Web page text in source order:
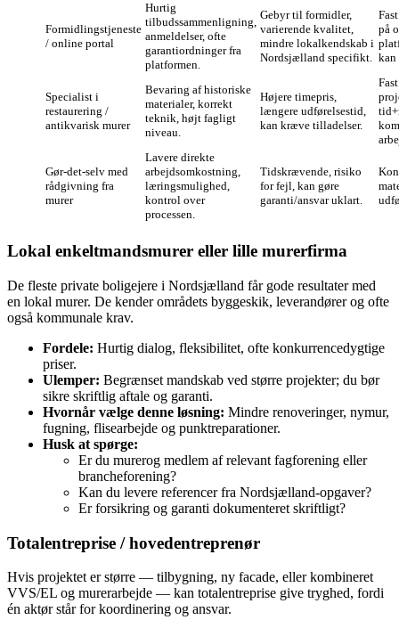
Formidlingstjeneste
/ online portal
Hurtig
tilbudssammenligning,
anmeldelser, ofte
garantiordninger fra
platformen.
Gebyr til formidler,
varierende kvalitet,
mindre lokalkendskab i
Nordsjælland specifikt.
på
kan
Specialist i
restaurering /
antikvarisk murer
Bevaring af historiske
materialer, korrekt
teknik, højt fagligt
niveau.
Højere timepris,
længere udførelsestid,
kan kræve tilladelser.
Gør‑det‑selv med
rådgivning fra
murer
Lavere direkte
arbejdsomkostning,
læringsmulighed,
kontrol over
processen.
Tidskrævende, risiko
for fejl, kan gøre
garanti/ansvar uklart.
Lokal enkeltmandsmurer eller lille murerfirma
De fleste private boligejere i Nordsjælland får gode resultater med
en lokal murer. De kender områdets byggeskik, leverandører og ofte
også kommunale krav.
Fordele: Hurtig dialog, fleksibilitet, ofte konkurrencedygtige
priser.
Ulemper: Begrænset mandskab ved større projekter; du bør
sikre skriftlig aftale og garanti.
Hvornår vælge denne løsning: Mindre renoveringer, nymur,
fugning, flisearbejde og punktreparationer.
Husk at spørge:
Er du murerog medlem af relevant fagforening eller
brancheforening?
Kan du levere referencer fra Nordsjælland‑opgaver?
Er forsikring og garanti dokumenteret skriftligt?
Totalentreprise / hovedentreprenør
Hvis projektet er større — tilbygning, ny facade, eller kombineret
VVS/EL og murerarbejde — kan totalentreprise give tryghed, fordi
én aktør står for koordinering og ansvar.